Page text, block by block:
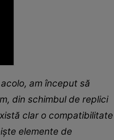
am început să
din schimbul de replici
clar o compatibilitate
elemente de